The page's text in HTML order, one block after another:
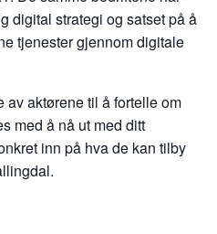
digital strategi og satset på å
tjenester gjennom digitale
av aktørene til å fortelle om
med å nå ut med ditt
inn på hva de kan tilby